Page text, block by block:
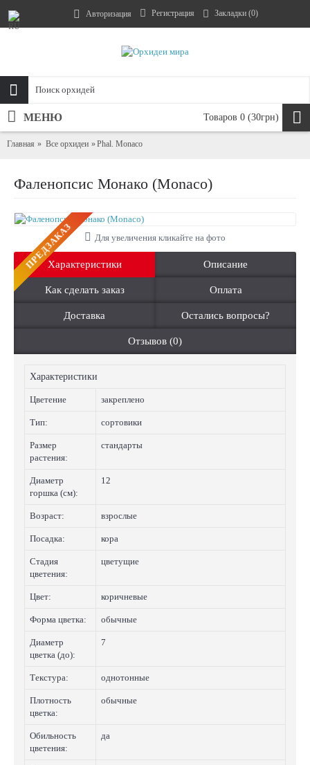
Авторизация Регистрация Закладки (0)
Товаров 0 (30грн)
МЕНЮ
Главная Все орхидеи Phal. Monaco
Фаленопсис Монако (Monaco)
ПРЕДЗАКАЗ Для увеличения кликайте на фото
Характеристики Описание
Как сделать заказ Оплата
Доставка Остались вопросы?
Отзывов (0)
Характеристики
Цветение закреплено
Тип: сортовики
Размер
растения:
стандарты
Диаметр
горшка (см):
12
Возраст: взрослые
Посадка: кора
Стадия
цветения:
цветущие
Цвет: коричневые
Форма цветка: обычные
Диаметр
цветка (до):
7
Текстура: однотонные
Плотность
цветка:
обычные
Обильность
цветения:
да